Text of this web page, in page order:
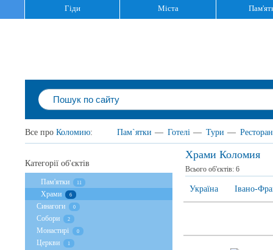
Гіди Міста
Все про Коломию: Пам`ятки — Готелі — Тури —
Храми Коломия
Всього об'єктів: 6
Україна Івано-
Категорії об'єктів
Пам'ятки 11
Храми 6
Cинагоги 0
Собори 2
Монастирі 0
Церкви 1